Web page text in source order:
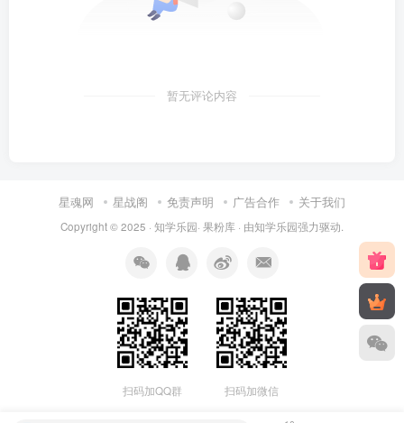
暂无评论内容
星魂网 星战阁 免责声明 广告合作 关于我们
Copyright © 2025 · 知学乐园· 果粉库 · 由知学乐园强力驱动.
扫码加QQ群 扫码加微信